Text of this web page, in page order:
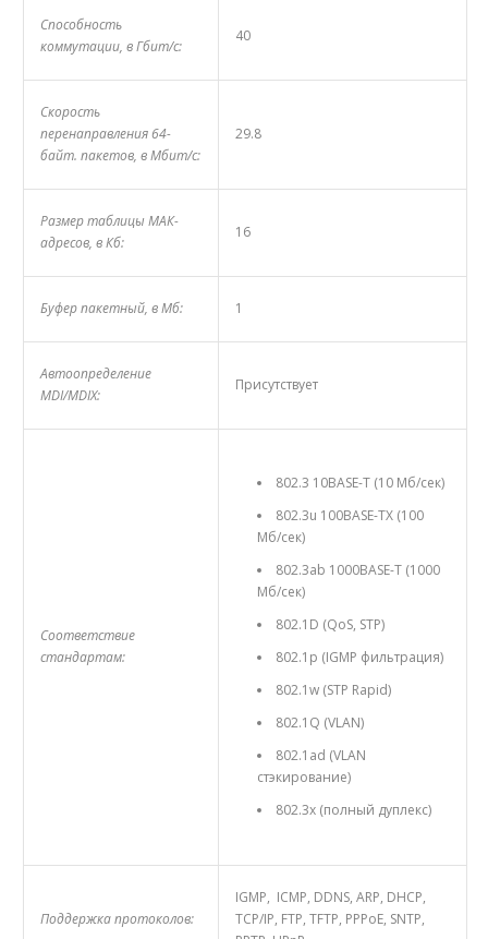
Способность
коммутации, в Гбит/с:
40
Скорость
перенаправления 64-
байт. пакетов, в Мбит/с:
29.8
Размер таблицы МАК-
адресов, в Кб:
16
Буфер пакетный, в Мб: 1
Автоопределение
MDI/MDIX:
Присутствует
Соответствие
стандартам:
802.3 10BASE-T (10 Мб/сек)
802.3u 100BASE-TX (100
Мб/сек)
802.3ab 1000BASE-T (1000
Мб/сек)
802.1D (QoS, STP)
802.1p (IGMP фильтрация)
802.1w (STP Rapid)
802.1Q (VLAN)
802.1ad (VLAN
стэкирование)
802.3x (полный дуплекс)
Поддержка протоколов:
IGMP, ICMP, DDNS, ARP, DHCP,
TCP/IP, FTP, TFTP, PPPoE, SNTP,